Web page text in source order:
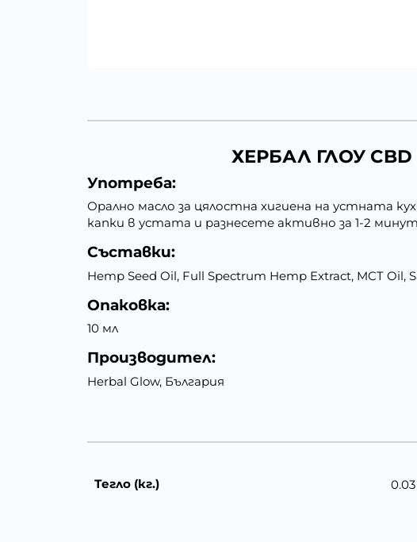
ХЕРБАЛ ГЛОУ
Употреба:
Орално масло за цялостна хигиена на устната
капки в устата и разнесете активно за 1-2
Съставки:
Hemp Seed Oil, Full Spectrum Hemp Extract, MCT Oil,
Опаковка:
10 мл
Производител:
Herbal Glow, България
Тегло (кг.) 0.03